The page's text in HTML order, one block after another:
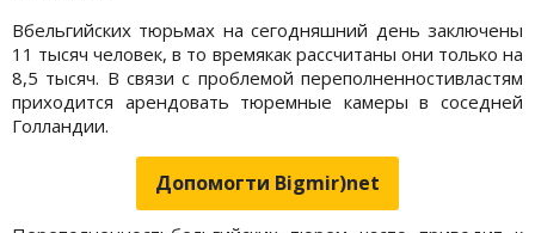
Вбельгийских тюрьмах на сегодняшний день заключены
11 тысяч человек, в то времякак рассчитаны они только на
8,5 тысяч. В связи с проблемой переполненностивластям
приходится арендовать тюремные камеры в соседней
Голландии.
Допомогти Bigmir)net